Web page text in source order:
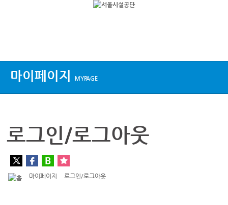
마이페이지 MYPAGE
로그인/로그아웃
마이페이지 로그인/로그아웃